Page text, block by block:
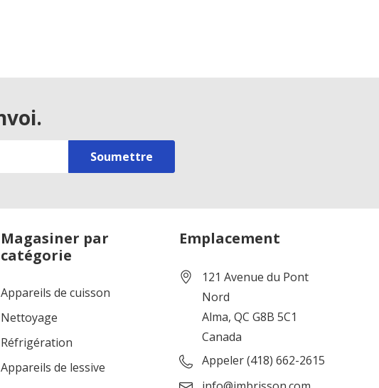
Magasiner par
catégorie
Appareils de cuisson
Nettoyage
Réfrigération
Appareils de lessive
Emplacement
121 Avenue du Pont
Nord
Alma, QC G8B 5C1
Canada
Appeler (418) 662-2615